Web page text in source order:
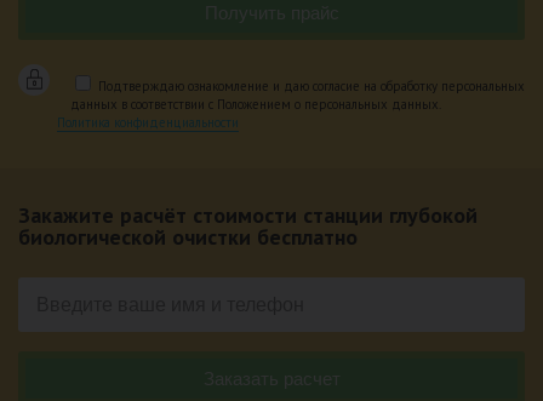
Подтверждаю ознакомление и даю согласие на обработку персональных
данных в соответствии с Положением о персональных данных.
Политика конфиденциальности
Закажите расчёт стоимости станции глубокой
биологической очистки бесплатно